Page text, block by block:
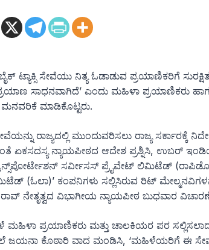
ಟ್ಯಾಕ್ಸಿ ಸೇವೆಯು ನಿತ್ಯ ಓಡಾಡುವ ಪ್ರಯಾಣಿಕರಿಗೆ
ಪ್ರಯಾಣ ಸಾಧನವಾಗಿದೆ’ ಎಂದು ಮಹಿಳಾ ಪ್ರಯಾಣಿಕರು
ಮಾಡಿಕೊಟ್ಟರು.
ರಾಜ್ಯದಲ್ಲಿ ಮುಂದುವರಿಸಲು ರಾಜ್ಯ ಸರ್ಕಾರಕ್ಕೆ
ಏಕಸದಸ್ಯ ನ್ಯಾಯಪೀಠದ ಆದೇಶ ಪ್ರಶ್ನಿಸಿ, ಉಬ‌ರ್
ಸರ್ವೀಸಸ್ ಪ್ರೈವೇಟ್ ಲಿಮಿಟೆಡ್
(ಓಲಾ)’ ಕಂಪನಿಗಳು ಸಲ್ಲಿಸಿರುವ ರಿಟ್
ರಾವ್ ನೇತೃತ್ವದ ವಿಭಾಗೀಯ ನ್ಯಾಯಪೀಠ ಬುಧವಾರ
ಮಹಿಳಾ ಪ್ರಯಾಣಿಕರು ಮತ್ತು ಚಾಲಕಿಯರ ಪರ
ಜಯನಾ ಕೊಠಾರಿ ವಾದ ಮಂಡಿಸಿ, ‘ಮಹಿಳೆಯರಿಗೆ ಈ